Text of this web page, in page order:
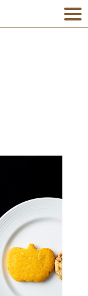
ーの取り寄せなら